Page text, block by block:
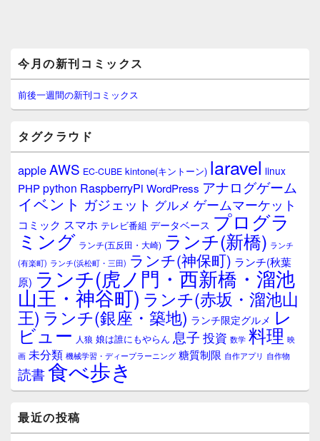
イ
ン
サ
イ
ウ
ィ
ジ
ェ
ア
今月の新刊コミックス
前後一週間の新刊コミックス
タグクラウド
appleAWS EC-CUBE kintone(キントーン) laravel linux
PHPpython RaspberryPi WordPress アナログゲーム
イベント ガジェット グルメ ゲームマーケット
コミック スマホ テレビ番組 データベース プログラ
ミング ランチ(五反田・大崎) ランチ(新橋) ランチ
(有楽町) ランチ(浜松町・三田) ランチ(神保町) ランチ(秋葉
原) ランチ(虎ノ門・西新橋・溜池
山王・神谷町) ランチ(赤坂・溜池山
王) ランチ(銀座・築地) ランチ限定グルメ レ
ビュー 人狼 娘は誰にもやらん 息子 投資 数学 料理 映
画 未分類 機械学習・ディープラーニング 糖質制限 自作アプリ 自作物
読書食べ歩き
最近の投稿